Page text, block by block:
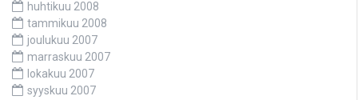
huhtikuu 2008
tammikuu 2008
joulukuu 2007
marraskuu 2007
lokakuu 2007
syyskuu 2007